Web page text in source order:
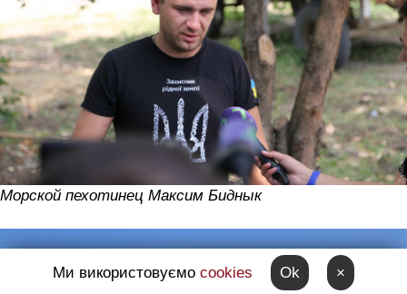
Морской пехотинец Максим Биднык
Ми використовуємо cookies Ok ×